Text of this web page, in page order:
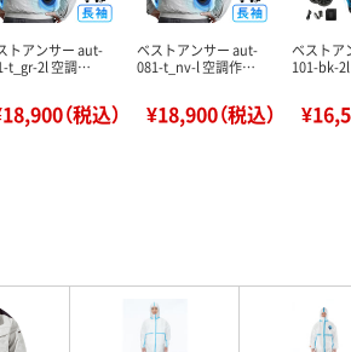
トアンサー aut-
t_gr-2l 空調…
（税込）
ベストアンサー aut-
081-t_nv-l 空調作…
¥18,900（税込）
ベストア
101-bk-